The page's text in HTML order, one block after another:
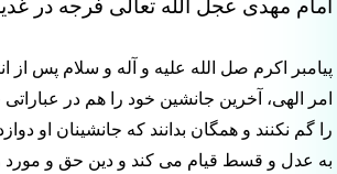
امام مهدی عجل الله تعالی فرجه در
پیامبر اکرم صل الله علیه و آله و سلام پس
امر الهی، آخرین جانشین خود را هم در
را گم نکنند و همگان بدانند که جانشینان او
به عدل و قسط قیام می کند و دین حق و مورد